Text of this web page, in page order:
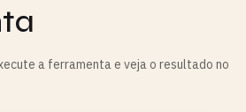
a ferramenta e veja o resultado no